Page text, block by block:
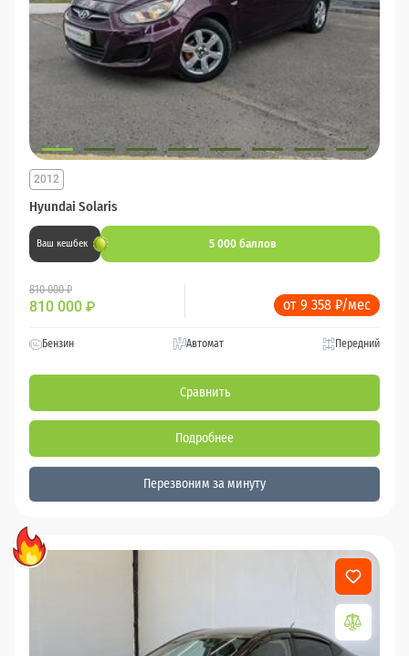
Hyundai Solaris
2012
Ваш кешбек 5 000 баллов
810 000 ₽
810 000 ₽ от 9 358 ₽/мес
Бензин Автомат Передний
Сравнить
Подробнее
Перезвоним за минуту